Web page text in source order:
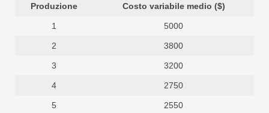
Produzione Costo variabile medio ($)
1 5000
2 3800
3 3200
4 2750
5 2550